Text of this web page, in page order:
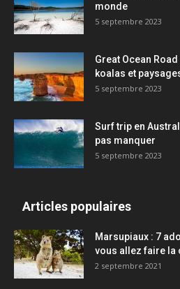
monde
5 septembre 2023
Great Ocean
koalas et
5 septembre 2023
Surf trip en
pas manquer
5 septembre 2023
Articles populaires
Marsupiaux : 7
vous allez faire la
2 septembre 2021